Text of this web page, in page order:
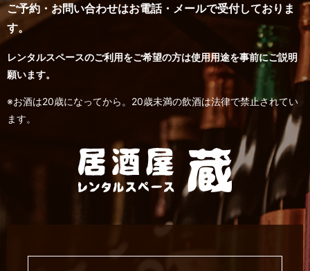
ご予約・お問い合わせはお電話・メールで受付しておりま
す。
レンタルスペースのご利用をご希望の方は使用用途を事前にご説明
願います。
※お酒は20歳になってから。20歳未満の飲酒は法律で禁止されてい
ます。